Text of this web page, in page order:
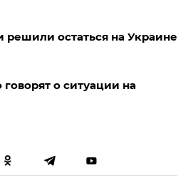
решили остаться на Украине
о ситуации на